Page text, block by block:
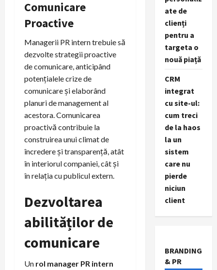
Comunicare
Proactive
Managerii PR intern trebuie să
dezvolte strategii proactive
de comunicare, anticipând
potențialele crize de
comunicare și elaborând
planuri de management al
acestora. Comunicarea
proactivă contribuie la
construirea unui climat de
încredere și transparență, atât
în interiorul companiei, cât și
în relația cu publicul extern.
Dezvoltarea
abilităților de
comunicare
Un rol manager PR intern
ate de
clienți
pentru a
targeta o
nouă piață
CRM
integrat
cu site-ul:
cum treci
de la haos
la un
sistem
care nu
pierde
niciun
client
BRANDING
& PR